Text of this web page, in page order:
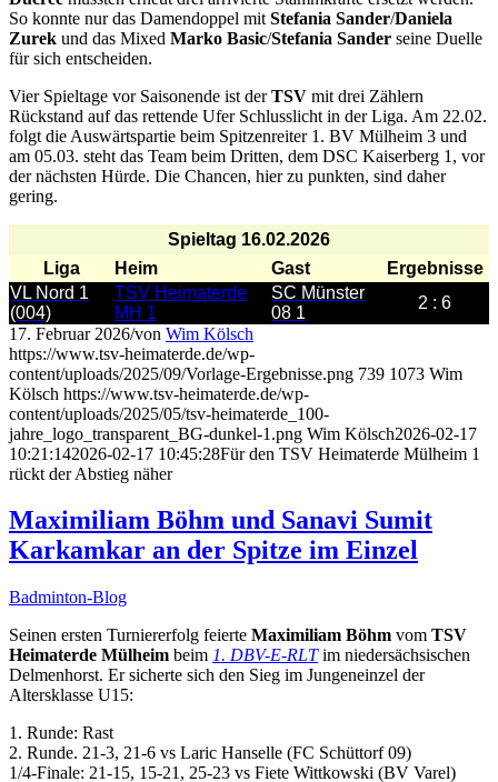
So konnte nur das Damendoppel mit Stefania Sander/Daniela
Zurek und das Mixed Marko Basic/Stefania Sander seine Duelle
für sich entscheiden.
Vier Spieltage vor Saisonende ist derTSV mit drei Zählern
Rückstand auf das rettende Ufer Schlusslicht in der Liga. Am 22.02.
folgt die Auswärtspartie beim Spitzenreiter 1. BV Mülheim 3 und
am 05.03. steht das Team beim Dritten, dem DSC Kaiserberg 1, vor
der nächsten Hürde. Die Chancen, hier zu punkten, sind daher
gering.
Spieltag 16.02.2026
Liga
Heim Gast
Ergebnisse
VL Nord 1
(004)
TSV Heimaterde
MH 1
SC Münster
08 1
2 : 6
17. Februar 2026/von Wim Kölsch
https://www.tsv-heimaterde.de/wp-
content/uploads/2025/09/Vorlage-Ergebnisse.png 739 1073 Wim
Kölsch https://www.tsv-heimaterde.de/wp-
content/uploads/2025/05/tsv-heimaterde_100-
jahre_logo_transparent_BG-dunkel-1.png Wim Kölsch2026-02-17
10:21:142026-02-17 10:45:28Für den TSV Heimaterde Mülheim 1
rückt der Abstieg näher
Maximiliam Böhm und Sanavi Sumit
Karkamkar an der Spitze im Einzel
Badminton-Blog
Seinen ersten Turniererfolg feierte Maximiliam Böhm vom TSV
Heimaterde Mülheim beim 1. DBV-E-RLTim niedersächsischen
Delmenhorst. Er sicherte sich den Sieg im Jungeneinzel der
Altersklasse U15:
1. Runde: Rast
2. Runde. 21-3, 21-6 vs Laric Hanselle (FC Schüttorf 09)
1/4-Finale: 21-15, 15-21, 25-23 vs Fiete Wittkowski (BV Varel)